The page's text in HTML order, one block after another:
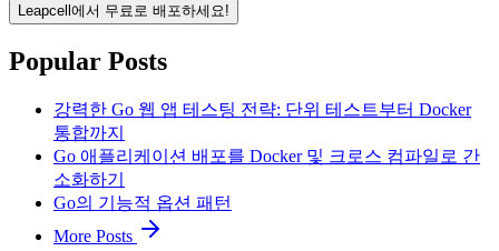
Leapcell에서 무료로 배포하세요!
Popular Posts
강력한 Go 웹 앱 테스팅 전략: 단위 테스트부터 Docker
통합까지
Go 애플리케이션 배포를 Docker 및 크로스 컴파일로 간
소화하기
Go의 기능적 옵션 패턴
More Posts